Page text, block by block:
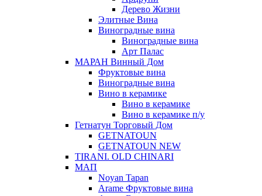
Дерево Жизни
Элитные Вина
Виноградные вина
Виноградные вина
Арт Палас
МАРАН Винный Дом
Фруктовые вина
Виноградные вина
Вино в керамике
Вино в керамике
Вино в керамике п/у
Гетнатун Торговый Дом
GETNATOUN
GETNATOUN NEW
TIRANI. OLD CHINARI
МАП
Noyan Tapan
Arame Фруктовые вина